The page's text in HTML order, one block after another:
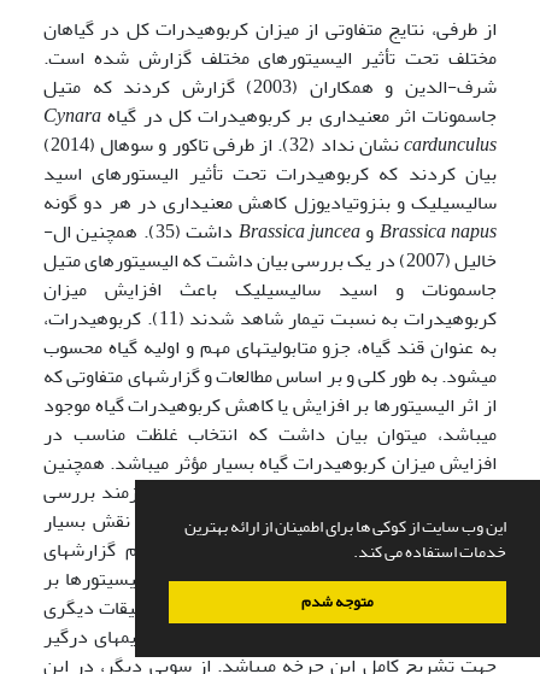
این وب سایت از کوکی ها برای اطمینان از ارائه بهترین
خدمات استفاده می کند.
متوجه شدم
از طرفی، نتایج متفاوتی از میزان کربوهیدرات کل در گیاهان
مختلف تحت تأثیر الیسیتورهای مختلف گزارش شده است.
شرف-الدین و همکاران (2003) گزارش کردند که متیل
جاسمونات اثر معنی­داری بر کربوهیدرات کل در گیاهCynara
cardunculus
نشان نداد (32). از طرفی تاکور و سوهال (2014)
بیان کردند که کربوهیدرات تحت تأثیر الیستورهای اسید
سالیسیلیک و بنزوتیادیوزل کاهش معنی­داری در هر دو گونه
Brassicanapus وBrassica juncea
داشت (35). همچنین ال-
خالیل (2007) در یک بررسی بیان داشت که الیسیتورهای متیل
جاسمونات و اسید سالیسیلیک باعث افزایش میزان
کربوهیدرات به نسبت تیمار شاهد شدند (11). کربوهیدرات،
به عنوان قند گیاه، جزو متابولیت­های مهم و اولیه گیاه محسوب
می­شود. به طور کلی و بر اساس مطالعات و گزارش­های متفاوتی که
از اثر الیسیتورها بر افزایش یا کاهش کربوهیدرات گیاه موجود
می­باشد، می­توان بیان داشت که انتخاب غلظت مناسب در
افزایش میزان کربوهیدرات گیاه بسیار مؤثر می­باشد. همچنین
بررسی و ارزیابی کربوهیدرات کل در گیاهان نیازمند بررسی
چرخه تولید این متابولیت اولیه بوده که در گیاه نقش بسیار
ارزشمندی ایفا می­کند. بنابراین با توجه به عدم گزارش­های
موجود در این زمینه، نمی­توان به طور کامل اثر الیسیتورها بر
میزان کربوهیدرات کل را بیان کرد و نیازمند تحقیقات دیگری
در زمینه­های چرخه­ بیوسنتزی کربوهیدرات و آنزیم­های درگیر
جهت تشریح کامل این چرخه می­باشد. از سویی دیگر، در این